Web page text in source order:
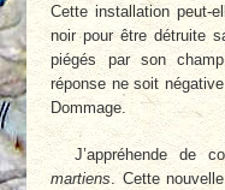
Cette installation peut-
noir pour être détruite
piégés par son
réponse ne soit
Dommage.
J’appréhende de
martiens. Cette